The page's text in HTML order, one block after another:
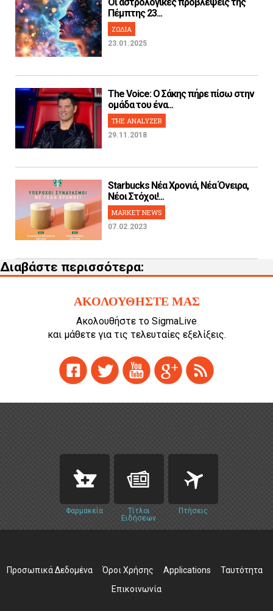
Πέμπτης 23...
ΖΩΔΙΑ
23.01.2025
The Voice: Ο Σάκης πήρε πίσω στην
ομάδα του ένα...
THE ANALYZER
29.11.2018
Starbucks Νέα Χρονιά, Νέα Όνειρα,
Νέοι Στόχοι!...
MARKET NEWS
07.02.2023
Διαβάστε περισσότερα:
ΑΚΟΛΟΥΘΗΣΤΕ ΜΑΣ
Ακολουθήστε το SigmaLive
και μάθετε για τις τελευταίες εξελίξεις.
Φαρμακεία
Τίτλοι
Ειδήσεων
Πτήσεις
Προσωπικά Δεδομένα Όροι Χρήσης Applications
Ταυτότητα
Επικοινωνία